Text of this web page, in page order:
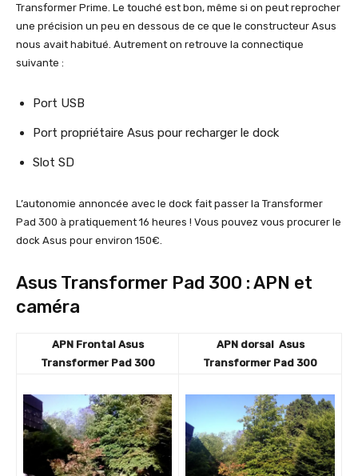
Transformer Prime. Le touché est bon, même si on peut reprocher
une précision un peu en dessous de ce que le constructeur Asus
nous avait habitué. Autrement on retrouve la connectique
suivante :
Port USB
Port propriétaire Asus pour recharger le dock
Slot SD
L’autonomie annoncée avec le dock fait passer la Transformer
Pad 300 à pratiquement 16 heures ! Vous pouvez vous procurer le
dock Asus pour environ 150€.
Asus Transformer Pad 300 : APN et
caméra
APN Frontal Asus
Transformer Pad 300
APN dorsal Asus
Transformer Pad 300